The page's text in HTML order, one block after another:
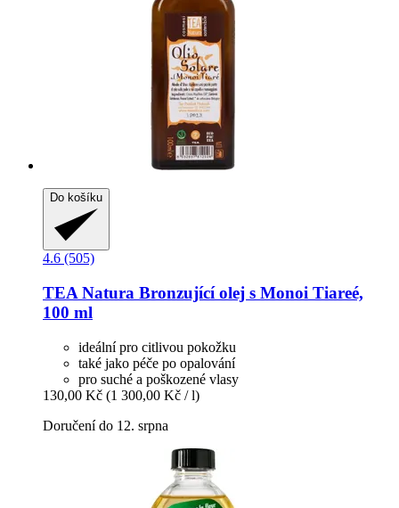
Do košíku
4.6 (505)
TEA Natura Bronzující olej s Monoi Tiareé,
100 ml
ideální pro citlivou pokožku
také jako péče po opalování
pro suché a poškozené vlasy
130,00 Kč (1 300,00 Kč / l)
Doručení do 12. srpna